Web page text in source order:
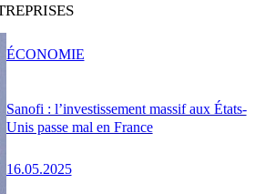
Sanofi : l’investissement massif aux États-
Unis passe mal en France
16.05.2025
ÉCONOMIE